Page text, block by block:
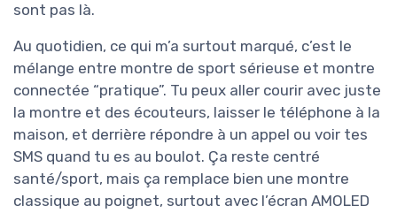
sont pas là.
Au quotidien, ce qui m’a surtout marqué, c’est le
mélange entre montre de sport sérieuse et montre
connectée “pratique”. Tu peux aller courir avec juste
la montre et des écouteurs, laisser le téléphone à la
maison, et derrière répondre à un appel ou voir tes
SMS quand tu es au boulot. Ça reste centré
santé/sport, mais ça remplace bien une montre
classique au poignet, surtout avec l’écran AMOLED